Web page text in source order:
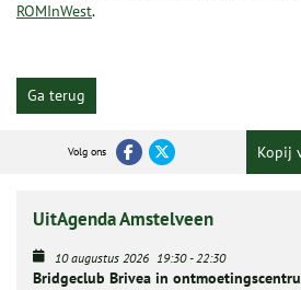
ROMInWest.
Ga terug
Volg ons Kopij
UitAgenda Amstelveen
10 augustus 2026 19:30-22:30
Bridgeclub Brivea in